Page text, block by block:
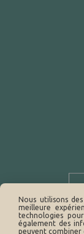
Nous utilisons
meilleure
technologies
également des
peuvent combiner